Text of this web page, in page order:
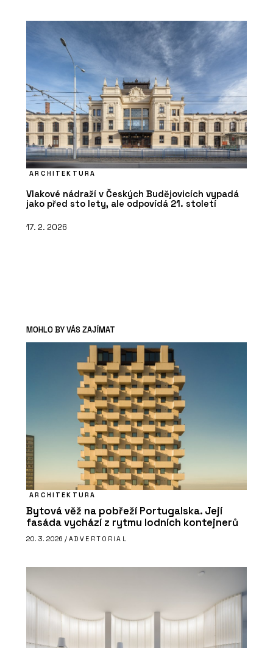
ARCHITEKTURA
Vlakové nádraží v Českých Budějovicích vypadá
jako před sto lety, ale odpovídá 21. století
17. 2. 2026
MOHLO BY VÁS ZAJÍMAT
ARCHITEKTURA
Bytová věž na pobřeží Portugalska. Její
fasáda vychází z rytmu lodních kontejnerů
20. 3. 2026 / ADVERTORIAL